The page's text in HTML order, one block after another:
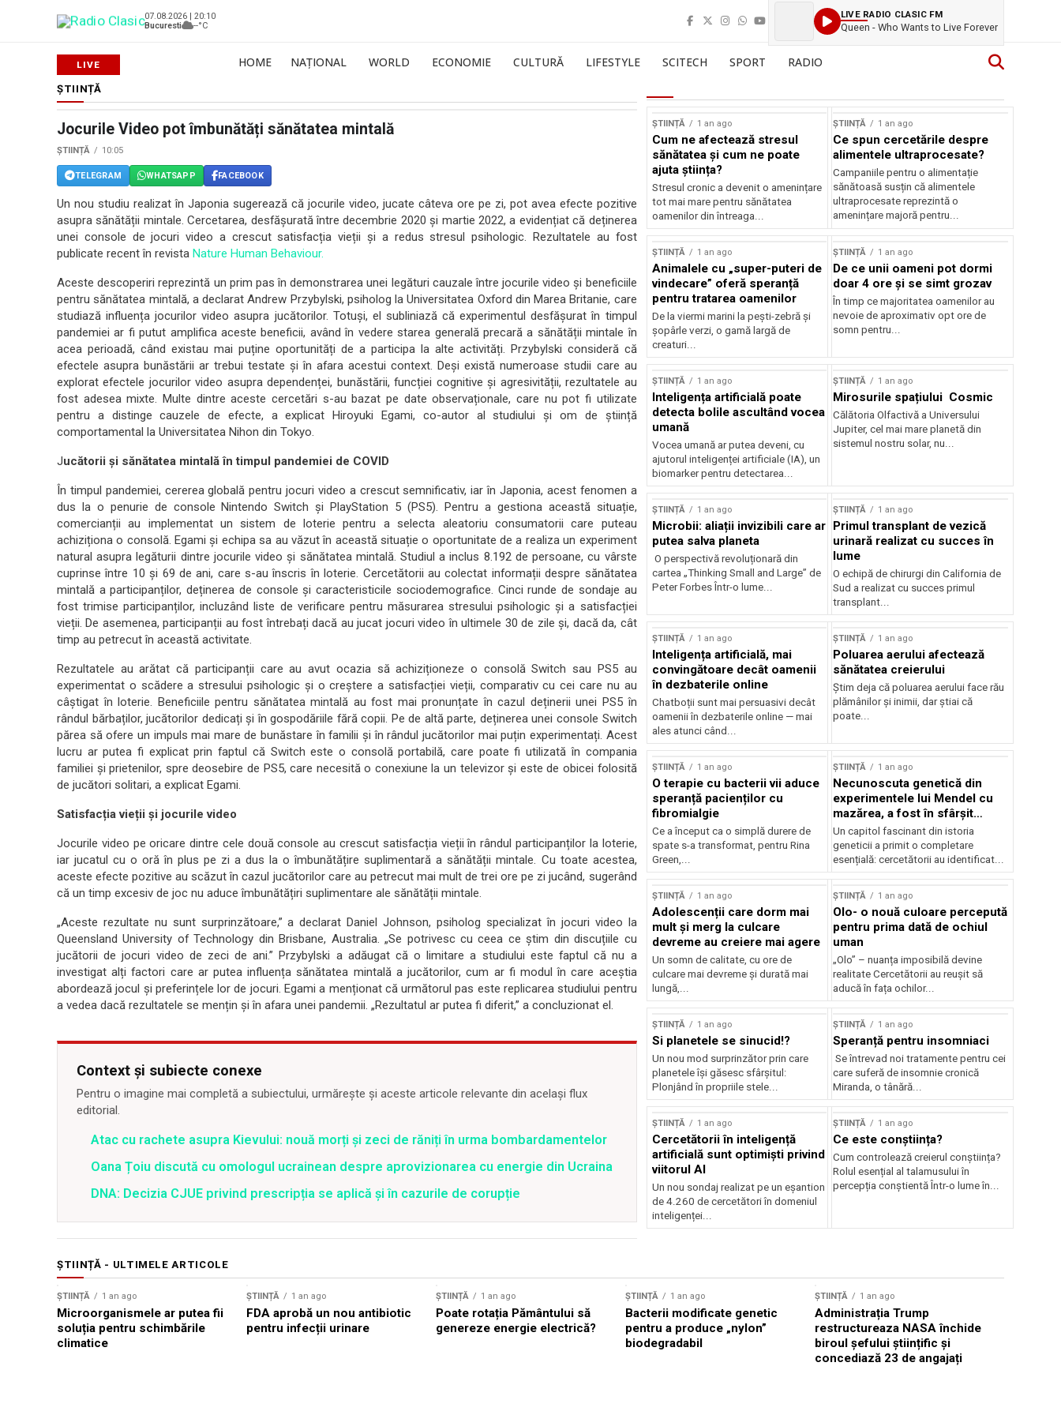
07.08.2026 | 20:10
Bucuresti
--°C
LIVE RADIO CLASIC FM
Queen - Who Wants to Live Forever
HOME NAȚIONAL WORLD ECONOMIE CULTURĂ LIFESTYLE SCITECH SPORT RADIO
ȘTIINȚĂ
Jocurile Video pot îmbunătăți sănătatea mintală
ȘTIINȚĂ 10:05
TELEGRAM WHATSAPP FACEBOOK
Un nou studiu realizat în Japonia sugerează că jocurile video, jucate câteva ore pe zi, pot avea efecte pozitive
asupra sănătății mintale. Cercetarea, desfășurată între decembrie 2020 și martie 2022, a evidențiat că deținerea
unei console de jocuri video a crescut satisfacția vieții și a redus stresul psihologic. Rezultatele au fost
publicate recent în revista Nature Human Behaviour.
Aceste descoperiri reprezintă un prim pas în demonstrarea unei legături cauzale între jocurile video și beneficiile
pentru sănătatea mintală, a declarat Andrew Przybylski, psiholog la Universitatea Oxford din Marea Britanie, care
studiază influența jocurilor video asupra jucătorilor. Totuși, el subliniază că experimentul desfășurat în timpul
pandemiei ar fi putut amplifica aceste beneficii, având în vedere starea generală precară a sănătății mintale în
acea perioadă, când existau mai puține oportunități de a participa la alte activități. Przybylski consideră că
efectele asupra bunăstării ar trebui testate și în afara acestui context. Deși există numeroase studii care au
explorat efectele jocurilor video asupra dependenței, bunăstării, funcției cognitive și agresivității, rezultatele au
fost adesea mixte. Multe dintre aceste cercetări s-au bazat pe date observaționale, care nu pot fi utilizate
pentru a distinge cauzele de efecte, a explicat Hiroyuki Egami, co-autor al studiului și om de știință
comportamental la Universitatea Nihon din Tokyo.
Jucătorii și sănătatea mintală în timpul pandemiei de COVID
În timpul pandemiei, cererea globală pentru jocuri video a crescut semnificativ, iar în Japonia, acest fenomen a
dus la o penurie de console Nintendo Switch și PlayStation 5 (PS5). Pentru a gestiona această situație,
comercianții au implementat un sistem de loterie pentru a selecta aleatoriu consumatorii care puteau
achiziționa o consolă. Egami și echipa sa au văzut în această situație o oportunitate de a realiza un experiment
natural asupra legăturii dintre jocurile video și sănătatea mintală. Studiul a inclus 8.192 de persoane, cu vârste
cuprinse între 10 și 69 de ani, care s-au înscris în loterie. Cercetătorii au colectat informații despre sănătatea
mintală a participanților, deținerea de console și caracteristicile sociodemografice. Cinci runde de sondaje au
fost trimise participanților, incluzând liste de verificare pentru măsurarea stresului psihologic și a satisfacției
vieții. De asemenea, participanții au fost întrebați dacă au jucat jocuri video în ultimele 30 de zile și, dacă da, cât
timp au petrecut în această activitate.
Rezultatele au arătat că participanții care au avut ocazia să achiziționeze o consolă Switch sau PS5 au
experimentat o scădere a stresului psihologic și o creștere a satisfacției vieții, comparativ cu cei care nu au
câștigat în loterie. Beneficiile pentru sănătatea mintală au fost mai pronunțate în cazul deținerii unei PS5 în
rândul bărbaților, jucătorilor dedicați și în gospodăriile fără copii. Pe de altă parte, deținerea unei console Switch
părea să ofere un impuls mai mare de bunăstare în familii și în rândul jucătorilor mai puțin experimentați. Acest
lucru ar putea fi explicat prin faptul că Switch este o consolă portabilă, care poate fi utilizată în compania
familiei și prietenilor, spre deosebire de PS5, care necesită o conexiune la un televizor și este de obicei folosită
de jucători solitari, a explicat Egami.
Satisfacția vieții și jocurile video
Jocurile video pe oricare dintre cele două console au crescut satisfacția vieții în rândul participanților la loterie,
iar jucatul cu o oră în plus pe zi a dus la o îmbunătățire suplimentară a sănătății mintale. Cu toate acestea,
aceste efecte pozitive au scăzut în cazul jucătorilor care au petrecut mai mult de trei ore pe zi jucând, sugerând
că un timp excesiv de joc nu aduce îmbunătățiri suplimentare ale sănătății mintale.
„Aceste rezultate nu sunt surprinzătoare,” a declarat Daniel Johnson, psiholog specializat în jocuri video la
Queensland University of Technology din Brisbane, Australia. „Se potrivesc cu ceea ce știm din discuțiile cu
jucătorii de jocuri video de zeci de ani.” Przybylski a adăugat că o limitare a studiului este faptul că nu a
investigat alți factori care ar putea influența sănătatea mintală a jucătorilor, cum ar fi modul în care aceștia
abordează jocul și preferințele lor de jocuri. Egami a menționat că următorul pas este replicarea studiului pentru
a vedea dacă rezultatele se mențin și în afara unei pandemii. „Rezultatul ar putea fi diferit,” a concluzionat el.
Context și subiecte conexe
Pentru o imagine mai completă a subiectului, urmărește și aceste articole relevante din același flux
editorial.
Atac cu rachete asupra Kievului: nouă morți și zeci de răniți în urma bombardamentelor
Oana Țoiu discută cu omologul ucrainean despre aprovizionarea cu energie din Ucraina
DNA: Decizia CJUE privind prescripția se aplică și în cazurile de corupție
ȘTIINȚĂ 1 an ago
Cum ne afectează stresul
sănătatea și cum ne poate
ajuta știința?
Stresul cronic a devenit o amenințare
tot mai mare pentru sănătatea
oamenilor din întreaga...
ȘTIINȚĂ 1 an ago
Ce spun cercetările despre
alimentele ultraprocesate?
Campaniile pentru o alimentație
sănătoasă susțin că alimentele
ultraprocesate reprezintă o
amenințare majoră pentru...
ȘTIINȚĂ 1 an ago
Animalele cu „super-puteri de
vindecare” oferă speranță
pentru tratarea oamenilor
De la viermi marini la pești-zebră și
șopârle verzi, o gamă largă de
creaturi...
ȘTIINȚĂ 1 an ago
De ce unii oameni pot dormi
doar 4 ore și se simt grozav
În timp ce majoritatea oamenilor au
nevoie de aproximativ opt ore de
somn pentru...
ȘTIINȚĂ 1 an ago
Inteligența artificială poate
detecta bolile ascultând vocea
umană
Vocea umană ar putea deveni, cu
ajutorul inteligenței artificiale (IA), un
biomarker pentru detectarea...
ȘTIINȚĂ 1 an ago
Mirosurile spațiului Cosmic
Călătoria Olfactivă a Universului
Jupiter, cel mai mare planetă din
sistemul nostru solar, nu...
ȘTIINȚĂ 1 an ago
Microbii: aliații invizibili care ar
putea salva planeta
O perspectivă revoluționară din
cartea „Thinking Small and Large” de
Peter Forbes Într-o lume...
ȘTIINȚĂ 1 an ago
Primul transplant de vezică
urinară realizat cu succes în
lume
O echipă de chirurgi din California de
Sud a realizat cu succes primul
transplant...
ȘTIINȚĂ 1 an ago
Inteligența artificială, mai
convingătoare decât oamenii
în dezbaterile online
Chatboții sunt mai persuasivi decât
oamenii în dezbaterile online — mai
ales atunci când...
ȘTIINȚĂ 1 an ago
Poluarea aerului afectează
sănătatea creierului
Știm deja că poluarea aerului face rău
plămânilor și inimii, dar știai că
poate...
ȘTIINȚĂ 1 an ago
O terapie cu bacterii vii aduce
speranță pacienților cu
fibromialgie
Ce a început ca o simplă durere de
spate s-a transformat, pentru Rina
Green,...
ȘTIINȚĂ 1 an ago
Necunoscuta genetică din
experimentele lui Mendel cu
mazărea, a fost în sfârșit
rezolvară
Un capitol fascinant din istoria
geneticii a primit o completare
esențială: cercetătorii au identificat...
ȘTIINȚĂ 1 an ago
Adolescenții care dorm mai
mult și merg la culcare
devreme au creiere mai agere
Un somn de calitate, cu ore de
culcare mai devreme și durată mai
lungă,...
ȘTIINȚĂ 1 an ago
Olo- o nouă culoare percepută
pentru prima dată de ochiul
uman
„Olo” – nuanța imposibilă devine
realitate Cercetătorii au reușit să
aducă în fața ochilor...
ȘTIINȚĂ 1 an ago
Si planetele se sinucid!?
Un nou mod surprinzător prin care
planetele își găsesc sfârșitul:
Plonjând în propriile stele...
ȘTIINȚĂ 1 an ago
Speranță pentru insomniaci
Se întrevad noi tratamente pentru cei
care suferă de insomnie cronică
Miranda, o tânără...
ȘTIINȚĂ 1 an ago
Cercetătorii în inteligență
artificială sunt optimiști privind
viitorul AI
Un nou sondaj realizat pe un eșantion
de 4.260 de cercetători în domeniul
inteligenței...
ȘTIINȚĂ 1 an ago
Ce este conștiința?
Cum controlează creierul conștiința?
Rolul esențial al talamusului în
percepția conștientă Într-o lume în...
ȘTIINȚĂ - ULTIMELE ARTICOLE
ȘTIINȚĂ 1 an ago
Microorganismele ar putea fii
soluția pentru schimbările
climatice
ȘTIINȚĂ 1 an ago
FDA aprobă un nou antibiotic
pentru infecții urinare
ȘTIINȚĂ 1 an ago
Poate rotația Pământului să
genereze energie electrică?
ȘTIINȚĂ 1 an ago
Bacterii modificate genetic
pentru a produce „nylon”
biodegradabil
ȘTIINȚĂ 1 an ago
Administrația Trump
restructureaza NASA închide
biroul șefului științific și
concediază 23 de angajați